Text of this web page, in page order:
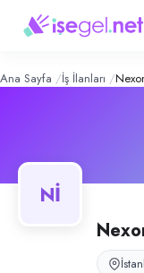
Konum:
Nexonya İnşaat,
Ana Sayfa İş İlanları
Nİ